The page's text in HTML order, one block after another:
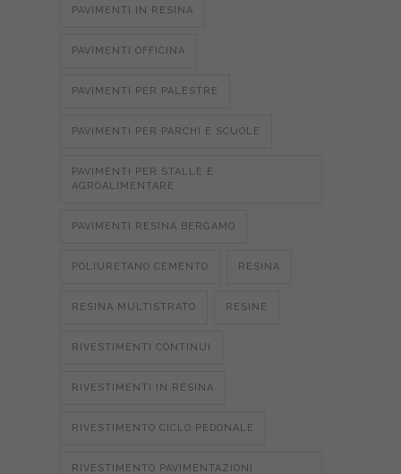
PAVIMENTI IN RESINA
PAVIMENTI OFFICINA
PAVIMENTI PER PALESTRE
PAVIMENTI PER PARCHI E SCUOLE
PAVIMENTI PER STALLE E
AGROALIMENTARE
PAVIMENTI RESINA BERGAMO
POLIURETANO CEMENTO RESINA
RESINA MULTISTRATO RESINE
RIVESTIMENTI CONTINUI
RIVESTIMENTI IN RESINA
RIVESTIMENTO CICLO PEDONALE
RIVESTIMENTO PAVIMENTAZIONI